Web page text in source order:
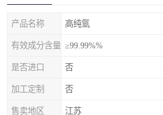
产品名称 高纯氩
有效成分含量 ≥99.99%%
是否进口 否
加工定制 否
售卖地区 江苏